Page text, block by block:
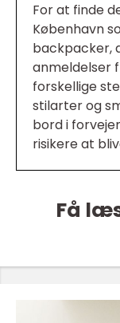
For at finde
København
backpacker,
anmeldelser
forskellige
stilarter og
bord i
risikere at
Få